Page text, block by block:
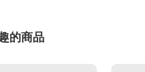
的商品